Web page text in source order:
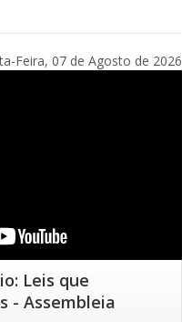
Feira, 07 de Agosto de 2026
Leis que
- Assembleia